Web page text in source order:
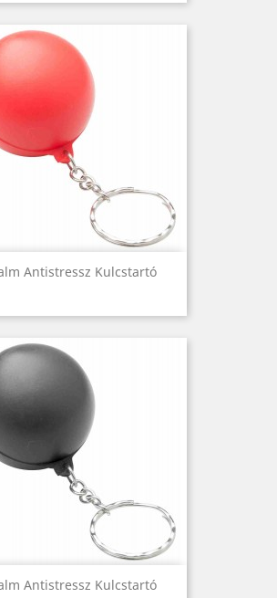
Antistressz Kulcstartó
Antistressz Kulcstartó